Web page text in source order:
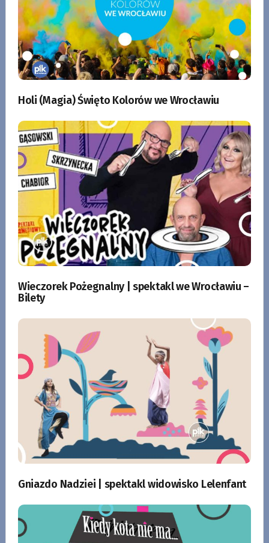
Holi (Magia) Święto Kolorów we Wrocławiu
Wieczorek Pożegnalny | spektakl we Wrocławiu –
Bilety
Gniazdo Nadziei | spektakl widowisko Lelenfant